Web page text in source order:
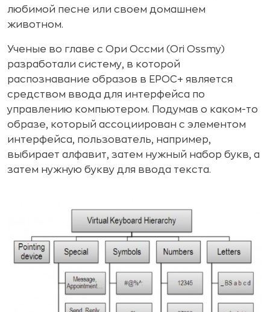
любимой песне или своем домашнем
животном.
Ученые во главе с Ори Оссми (Ori Ossmy)
разработали систему, в которой
распознавание образов в EPOC+ является
средством ввода для интерфейса по
управлению компьютером. Подумав о каком-то
образе, который ассоциирован с элементом
интерфейса, пользователь, например,
выбирает алфавит, затем нужный набор букв, а
затем нужную букву для ввода текста.